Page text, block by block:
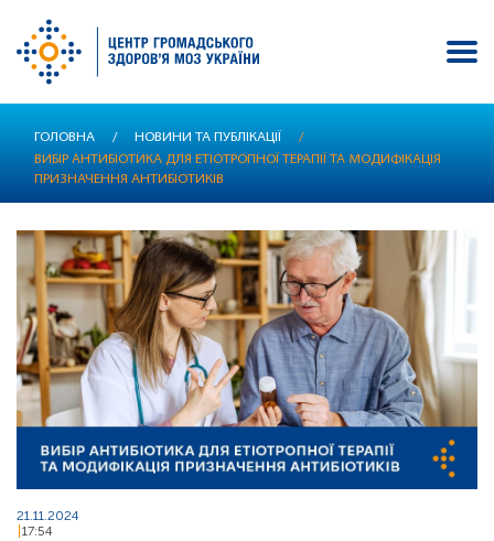
ГОЛОВНА / НОВИНИ ТА ПУБЛІКАЦІЇ
/
ВИБІР АНТИБІОТИКА ДЛЯ ЕТІОТРОПНОЇ ТЕРАПІЇ ТА МОДИФІКАЦІЯ
ПРИЗНАЧЕННЯ АНТИБІОТИКІВ
21.11.2024
17:54